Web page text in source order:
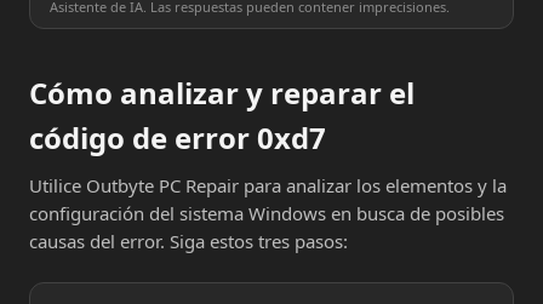
Asistente de IA. Las respuestas pueden contener imprecisiones.
Cómo analizar y reparar el
código de error 0xd7
Utilice Outbyte PC Repair para analizar los elementos y la
configuración del sistema Windows en busca de posibles
causas del error. Siga estos tres pasos: